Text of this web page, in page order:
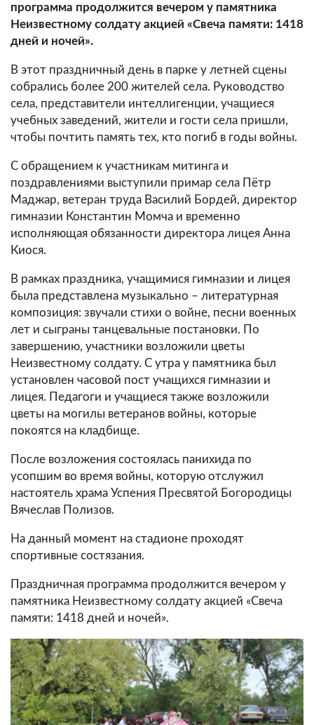
программа продолжится вечером у памятника
Неизвестному солдату акцией «Свеча памяти: 1418
дней и ночей».
В этот праздничный день в парке у летней сцены
собрались более 200 жителей села. Руководство
села, представители интеллигенции, учащиеся
учебных заведений, жители и гости села пришли,
чтобы почтить память тех, кто погиб в годы войны.
С обращением к участникам митинга и
поздравлениями выступили примар села Пётр
Маджар, ветеран труда Василий Бордей, директор
гимназии Константин Момча и временно
исполняющая обязанности директора лицея Анна
Киося.
В рамках праздника, учащимися гимназии и лицея
была представлена музыкально – литературная
композиция: звучали стихи о войне, песни военных
лет и сыграны танцевальные постановки. По
завершению, участники возложили цветы
Неизвестному солдату. С утра у памятника был
установлен часовой пост учащихся гимназии и
лицея. Педагоги и учащиеся также возложили
цветы на могилы ветеранов войны, которые
покоятся на кладбище.
После возложения состоялась панихида по
усопшим во время войны, которую отслужил
настоятель храма Успения Пресвятой Богородицы
Вячеслав Полизов.
На данный момент на стадионе проходят
спортивные состязания.
Праздничная программа продолжится вечером у
памятника Неизвестному солдату акцией «Свеча
памяти: 1418 дней и ночей».